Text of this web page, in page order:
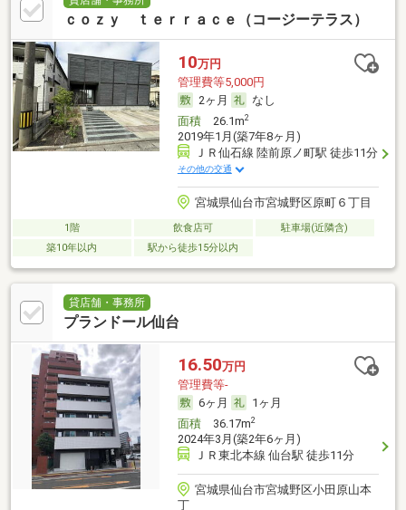
ｃｏｚｙ ｔｅｒｒａｃｅ（コージーテラス）
10万円
管理費等5,000円
2ヶ月
なし
面積26.1m2
2019年1月(築7年8ヶ月)
ＪＲ仙石線 陸前原ノ町駅 徒歩11分
その他の交通
宮城県仙台市宮城野区原町６丁目
1階 飲食店可
駐車場(近隣含)
築10年以内
駅から徒歩15分以内
貸店舗・事務所
プランドール仙台
16.50万円
管理費等-
6ヶ月
1ヶ月
面積36.17m2
2024年3月(築2年6ヶ月)
ＪＲ東北本線 仙台駅 徒歩11分
宮城県仙台市宮城野区小田原山本
丁